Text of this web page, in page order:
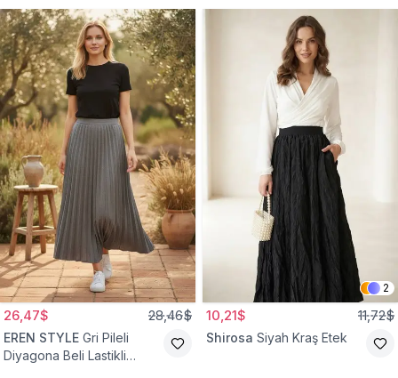
26,47$ 28,46$
EREN STYLE Gri Pileli
Diyagona Beli Lastikli
2
10,21$ 11,72$
Shirosa Siyah Kraş Etek